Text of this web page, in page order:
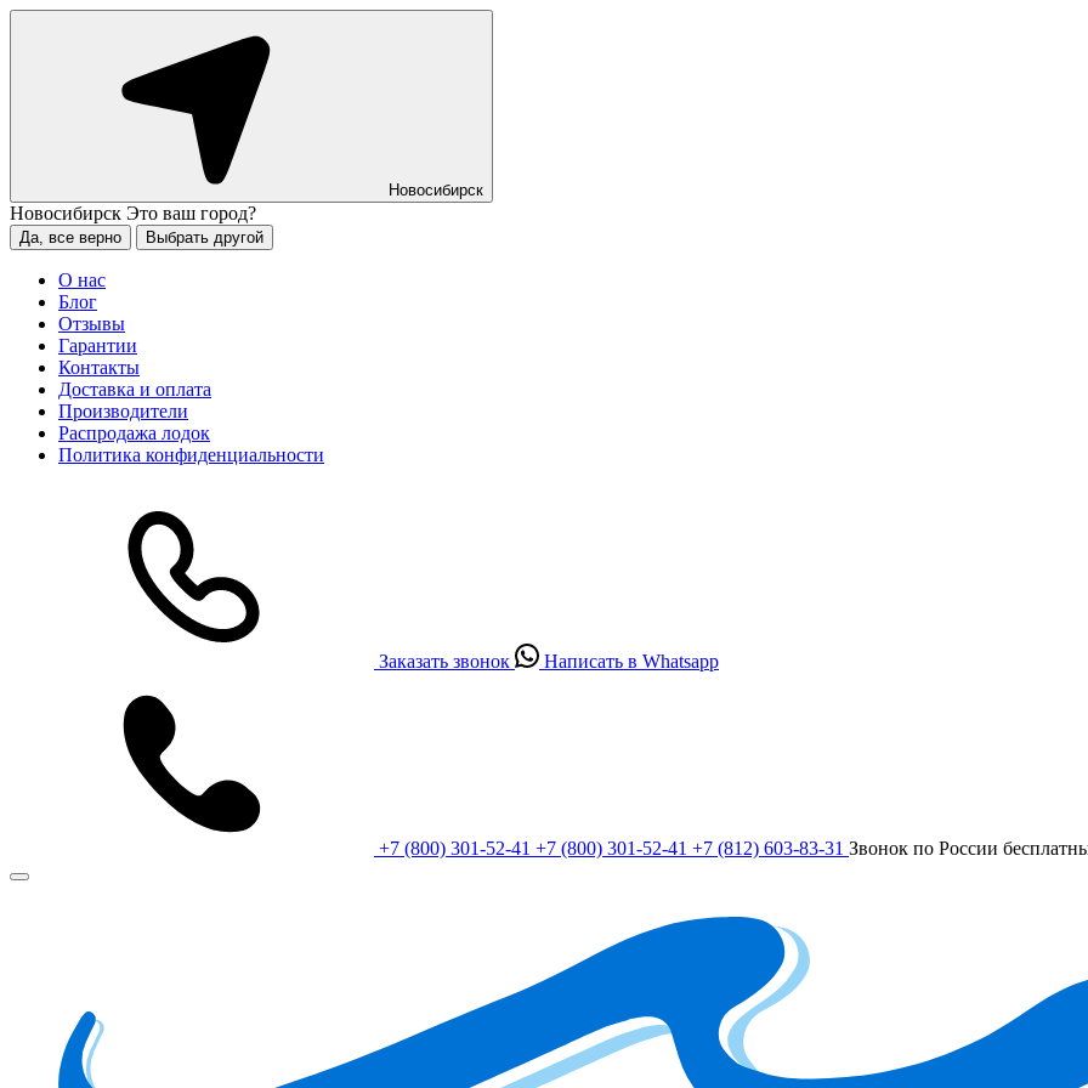
Новосибирск
Новосибирск Это ваш город?
Да, все верно Выбрать другой
О нас
Блог
Отзывы
Гарантии
Контакты
Доставка и оплата
Производители
Распродажа лодок
Политика конфиденциальности
Заказать звонок Написать в Whatsapp
+7 (800) 301-52-41 +7 (800) 301-52-41 +7 (812) 603-83-31 Звонок по России